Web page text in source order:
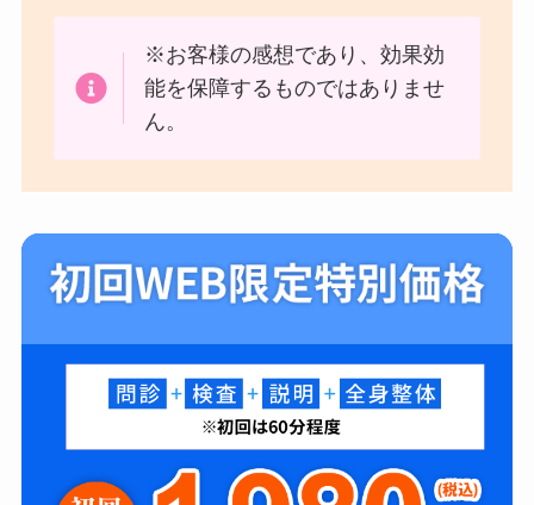
※お客様の感想であり、効果効
能を保障するものではありませ
ん。